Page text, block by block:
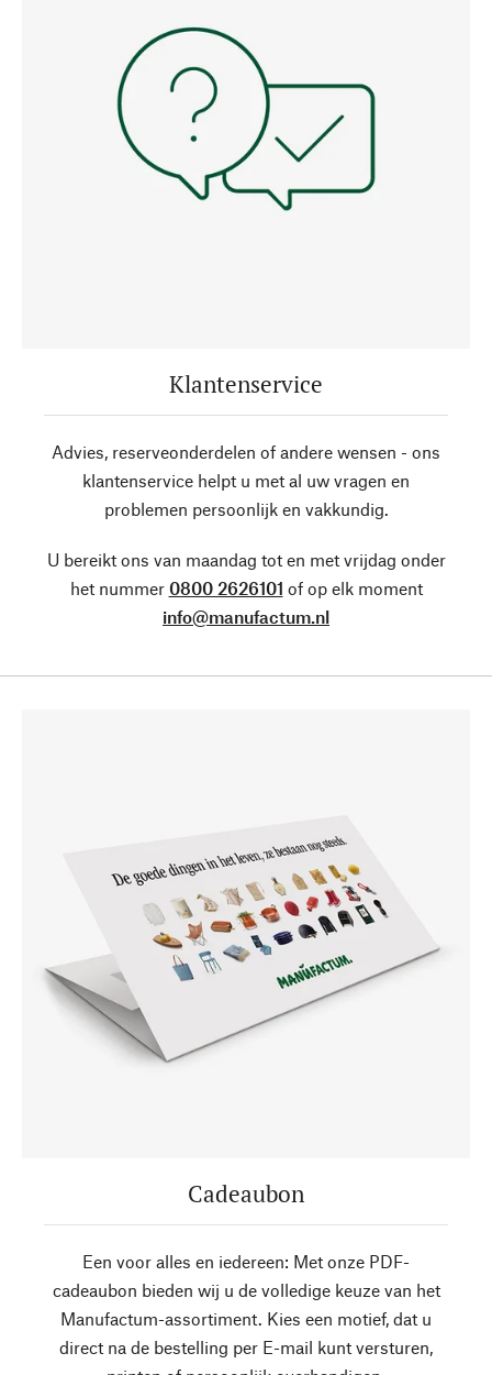
Klantenservice
Advies, reserveonderdelen of andere wensen - ons
klantenservice helpt u met al uw vragen en
problemen persoonlijk en vakkundig.
U bereikt ons van maandag tot en met vrijdag onder
het nummer 0800 2626101 of op elk moment
info@manufactum.nl
Cadeaubon
Een voor alles en iedereen: Met onze PDF-
cadeaubon bieden wij u de volledige keuze van het
Manufactum-assortiment. Kies een motief, dat u
direct na de bestelling per E-mail kunt versturen,